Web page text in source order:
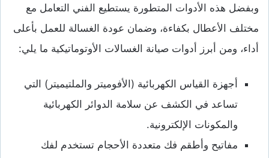
وبفضل هذه الأدوات المتطورة يستطيع الفني التعامل مع
مختلف الأعطال بكفاءة، وضمان عودة الغسالة للعمل بأعلى
أداء، ومن أبرز أدوات صيانة الغسالات الأوتوماتيكية ما يلي:
أجهزة القياس الكهربائية (الأفوميتر والملتيميتر) التي
تساعد في الكشف عن سلامة الدوائر الكهربائية
والمكونات الإلكترونية.
مفاتيح وأطقم فك متعددة الأحجام تستخدم لفك